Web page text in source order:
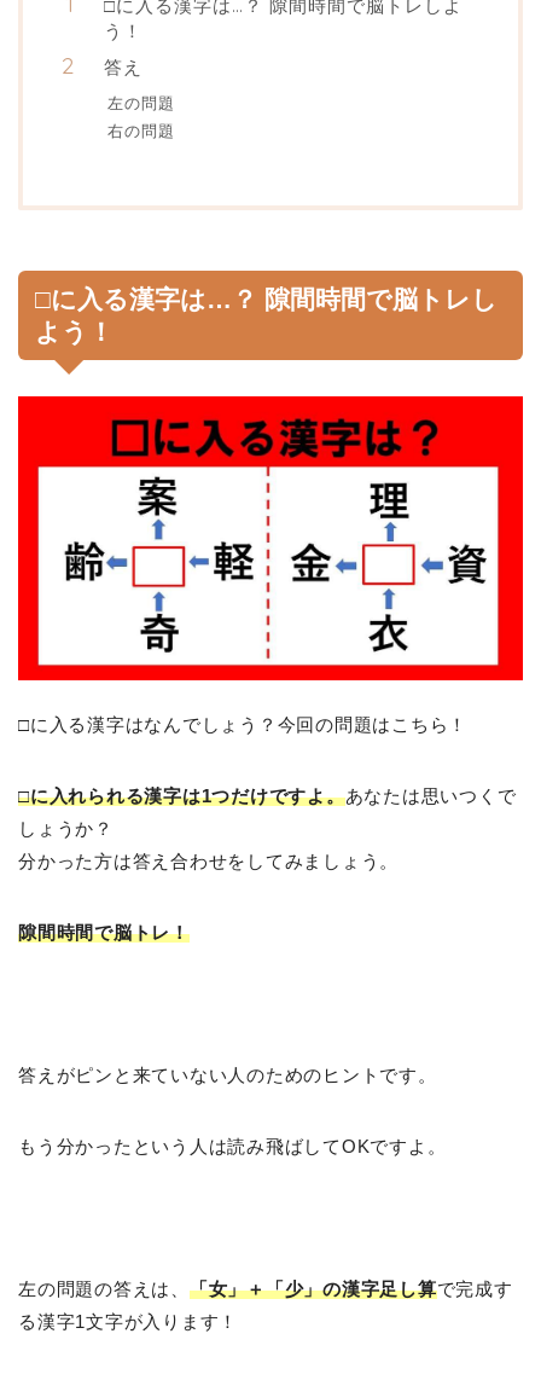
□に入る漢字は…？ 隙間時間で脳トレしよ
う！
答え
左の問題
右の問題
□に入る漢字は…？ 隙間時間で脳トレし
よう！
□に入る漢字はなんでしょう？今回の問題はこちら！
□に入れられる漢字は1つだけですよ。あなたは思いつくで
しょうか？
分かった方は答え合わせをしてみましょう。
隙間時間で脳トレ！
答えがピンと来ていない人のためのヒントです。
もう分かったという人は読み飛ばしてOKですよ。
左の問題の答えは、 「女」＋「少」の漢字足し算で完成す
る漢字1文字が入ります！